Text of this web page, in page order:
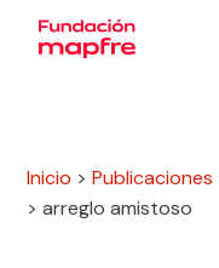
Inicio >Publicaciones
>arreglo amistoso